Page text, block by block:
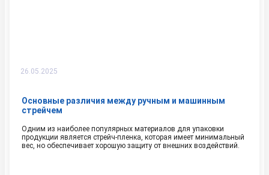
26.05.2025
Основные различия между ручным и машинным
стрейчем
Одним из наиболее популярных материалов для упаковки
продукции является стрейч-пленка, которая имеет минимальный
вес, но обеспечивает хорошую защиту от внешних воздействий.